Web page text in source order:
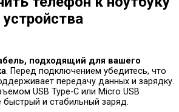
подходящий для вашего
. Перед подключением убедитесь, что
передачу данных и зарядку.
USB Type-C или Micro USB
и стабильный заряд.